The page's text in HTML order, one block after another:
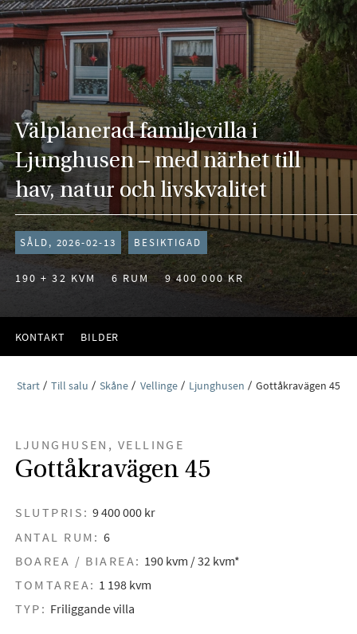
Välplanerad familjevilla i
Ljunghusen – med närhet till
hav, natur och livskvalitet
SÅLD, 2026-02-13 BESIKTIGAD
190 + 32 KVM 6 RUM 9 400 000 KR
KONTAKT BILDER
Start Till salu Skåne Vellinge Ljunghusen Gottåkravägen 45
LJUNGHUSEN, VELLINGE
Gottåkravägen 45
SLUTPRIS: 9 400 000 kr
ANTAL RUM: 6
BOAREA / BIAREA: 190 kvm / 32 kvm*
TOMTAREA: 1 198 kvm
TYP: Friliggande villa